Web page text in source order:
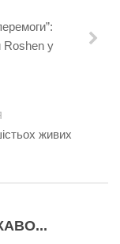
Roshen у
живих